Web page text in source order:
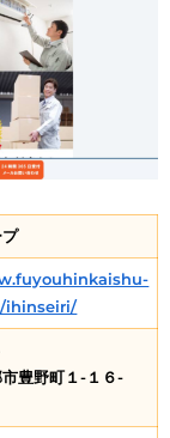
プ
ihinseiri/
豊野町１-１６-